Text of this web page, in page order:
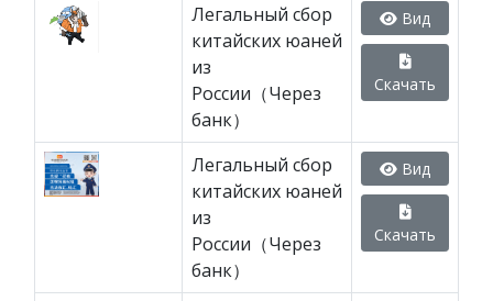
Легальный сбор
китайских юаней
из
России（Через
банк）
Вид
Скачать
Легальный сбор
китайских юаней
из
России（Через
банк）
Вид
Скачать